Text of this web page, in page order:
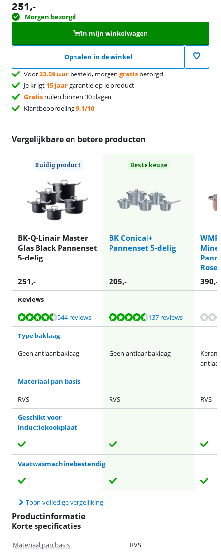
251,-
Morgen bezorgd
In mijn winkelwagen
Ophalen in de winkel
Voor23.59 uur besteld, morgen gratis bezorgd
Je krijgt 15 jaargarantie op je product
Gratis ruilen binnen 30 dagen
Klantbeoordeling9,1/10
Vergelijkbare en betere producten
Huidig product
BK-Q-Linair Master
Glas Black Pannenset
5-delig
Beste keuze
BK Conical+
Pannenset 5-delig
251,- 205,- 390,-
Reviews
Beoordeling is 9,4 van de 10, gebaseerd op 544 reviews.
544 reviews
Beoordeling is 9,3 van de 10, gebaseerd op 137 reviews.137 reviews
Beoordeling is 9,8 van de 10, gebaseerd op 16 reviews.
Beoordeling is 10 van de 10, gebaseerd op 1 review.
Type baklaag
Geen antiaanbaklaag
Geen antiaanbaklaag
Materiaal pan basis
RVS
RVS RVS
Geschikt voor
inductiekookplaat
Vaatwasmachinebestendig
Toon volledige vergelijking
Productinformatie
Korte specificaties
Materiaal pan basis RVS